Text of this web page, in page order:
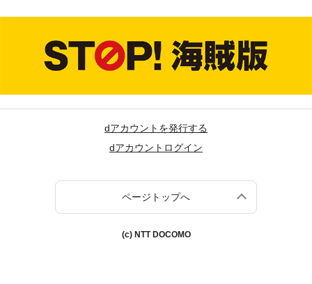
dアカウントを発行する
dアカウントログイン
ページトップへ
(c) NTT DOCOMO